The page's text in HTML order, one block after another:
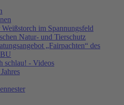
Weißstorch im Spannungsfeld
Natur- und Tierschutz
„Fairpachten“ des
schlau! - Videos